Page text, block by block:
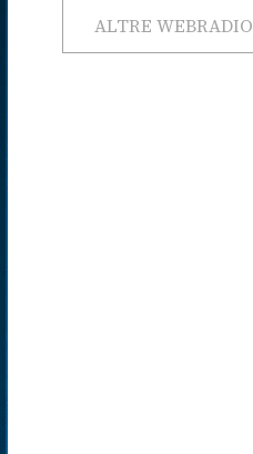
ALTRE WEBRADIO